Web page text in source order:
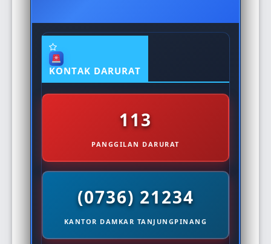
KONTAK DARURAT
113
PANGGILAN DARURAT
(0736) 21234
KANTOR DAMKAR TANJUNGPINANG